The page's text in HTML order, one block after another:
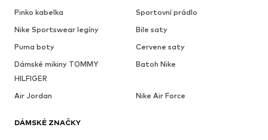
Pinko kabelka
Sportovní prádlo
Nike Sportswear legíny
Bile saty
Puma boty
Cervene saty
Dámské mikiny TOMMY
HILFIGER
Batoh Nike
Air Jordan Nike Air Force
DÁMSKÉ ZNAČKY